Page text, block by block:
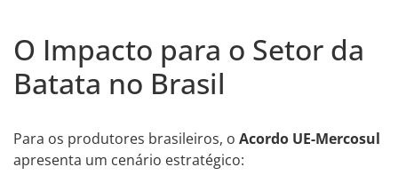
O Impacto para o Setor da
Batata no Brasil
Para os produtores brasileiros, o Acordo UE-Mercosul
apresenta um cenário estratégico: